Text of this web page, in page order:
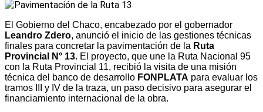
El Gobierno del Chaco, encabezado por el gobernador
Leandro Zdero, anunció el inicio de las gestiones técnicas
finales para concretar la pavimentación de la Ruta
Provincial N° 13. El proyecto, que une la Ruta Nacional 95
con la Ruta Provincial 11, recibió la visita de una misión
técnica del banco de desarrollo FONPLATA para evaluar los
tramos III y IV de la traza, un paso decisivo para asegurar el
financiamiento internacional de la obra.